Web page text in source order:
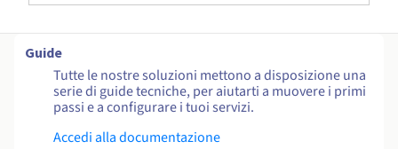
Guide
Tutte le nostre soluzioni mettono a disposizione una
serie di guide tecniche, per aiutarti a muovere i primi
passi e a configurare i tuoi servizi.
Accedi alla documentazione